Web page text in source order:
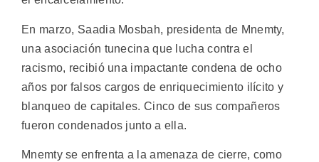
En marzo, Saadia Mosbah, presidenta de Mnemty,
una asociación tunecina que lucha contra el
racismo, recibió una impactante condena de ocho
años por falsos cargos de enriquecimiento ilícito y
blanqueo de capitales. Cinco de sus compañeros
fueron condenados junto a ella.
Mnemty se enfrenta a la amenaza de cierre, como